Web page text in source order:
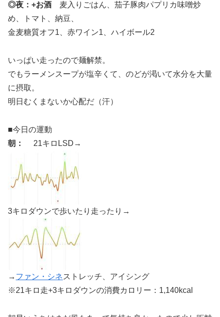
◎夜：+お酒 麦入りごはん、茄子豚肉パプリカ味噌炒
め、トマト、納豆、
金麦糖質オフ1、赤ワイン1、ハイボール2
いっぱい走ったので麺解禁。
でもラーメンスープが塩辛くて、のどが渇いて水分を大量
に摂取。
明日むくまないか心配だ（汗）
■今日の運動
朝：
21キロLSD→
3キロダウンで歩いたり走ったり→
→ ファン・シネストレッチ、アイシング
※21キロ走+3キロダウンの消費カロリー：1,140kcal